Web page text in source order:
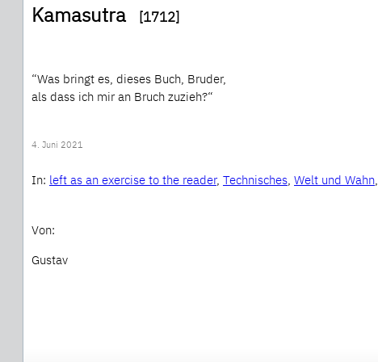
Kamasutra [1712]
“Was bringt es, dieses Buch, Bruder,
als dass ich mir an Bruch zuzieh?“
4. Juni 2021
In: left as an exercise to the reader, Technisches, Welt und Wahn,
Von:
Gustav